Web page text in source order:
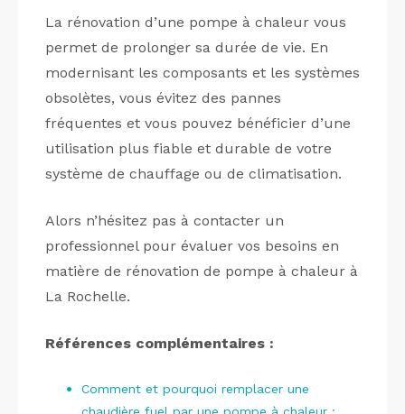
La rénovation d’une pompe à chaleur vous
permet de prolonger sa durée de vie. En
modernisant les composants et les systèmes
obsolètes, vous évitez des pannes
fréquentes et vous pouvez bénéficier d’une
utilisation plus fiable et durable de votre
système de chauffage ou de climatisation.
Alors n’hésitez pas à contacter un
professionnel pour évaluer vos besoins en
matière de rénovation de pompe à chaleur à
La Rochelle.
Références complémentaires :
Comment et pourquoi remplacer une
chaudière fuel par une pompe à chaleur :